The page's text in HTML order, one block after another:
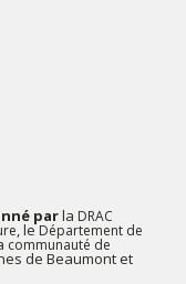
parla DRAC
, leDépartement de
communauté de
de Beaumont et